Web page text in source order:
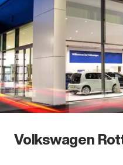
Volkswagen